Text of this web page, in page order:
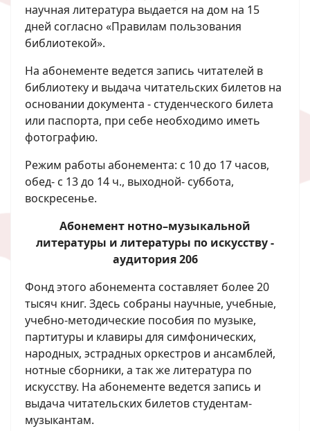
научная литература выдается на дом на 15
дней согласно «Правилам пользования
библиотекой».
На абонементе ведется запись читателей в
библиотеку и выдача читательских билетов на
основании документа - студенческого билета
или паспорта, при себе необходимо иметь
фотографию.
Режим работы абонемента: с 10 до 17 часов,
обед- с 13 до 14 ч., выходной- суббота,
воскресенье.
Абонемент нотно–музыкальной
литературы и литературы по искусству -
аудитория 206
Фонд этого абонемента составляет более 20
тысяч книг. Здесь собраны научные, учебные,
учебно-методические пособия по музыке,
партитуры и клавиры для симфонических,
народных, эстрадных оркестров и ансамблей,
нотные сборники, а так же литература по
искусству. На абонементе ведется запись и
выдача читательских билетов студентам-
музыкантам.